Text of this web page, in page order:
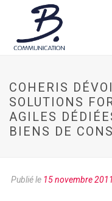
COHERIS
SOLUTIONS
AGILES
BIENS DE
Publié le 15 novembre 2011